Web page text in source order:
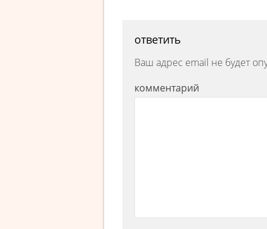
ответить
Ваш адрес email не будет
комментарий